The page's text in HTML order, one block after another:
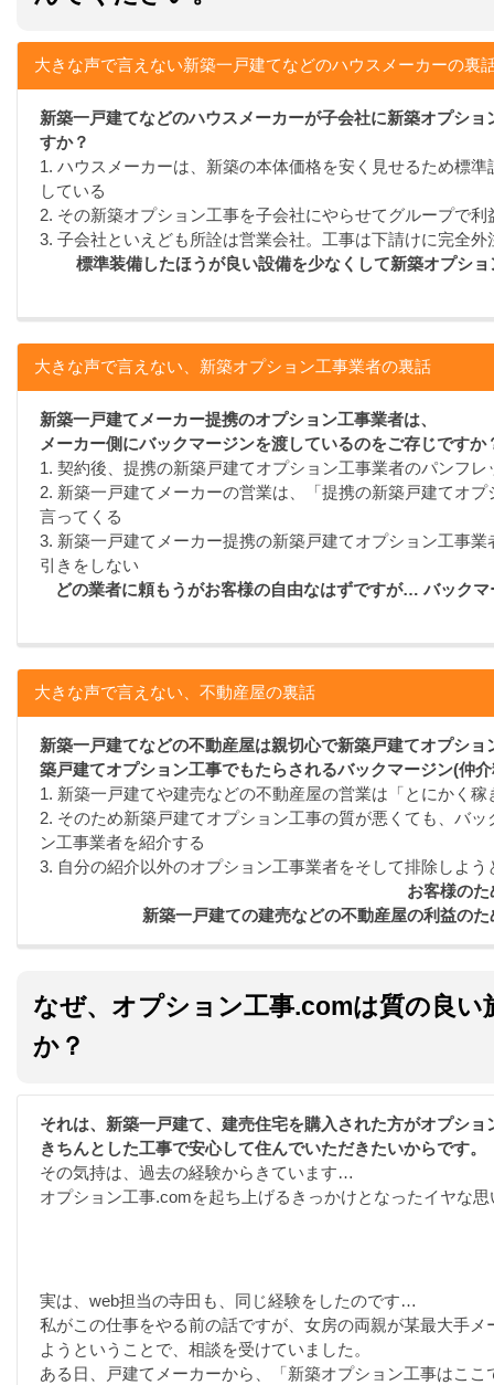
大きな声で言えない新築一戸建てなどのハウスメーカーの裏
新築一戸建てなどのハウスメーカーが子会社に新築オプシ
すか？
1. ハウスメーカーは、新築の本体価格を安く見せるため標
している
2. その新築オプション工事を子会社にやらせてグループで利
3. 子会社といえども所詮は営業会社。工事は下請けに完全外
標準装備したほうが良い設備を少なくして新築オプシ
大きな声で言えない、新築オプション工事業者の裏話
新築一戸建てメーカー提携のオプション工事業者は、
メーカー側にバックマージンを渡しているのをご存じですか
1. 契約後、提携の新築戸建てオプション工事業者のパンフ
2. 新築一戸建てメーカーの営業は、「提携の新築戸建てオ
言ってくる
3. 新築一戸建てメーカー提携の新築戸建てオプション工事
引きをしない
どの業者に頼もうがお客様の自由なはずですが… バック
大きな声で言えない、不動産屋の裏話
新築一戸建てなどの不動産屋は親切心で新築戸建てオプシ
築戸建てオプション工事でもたらされるバックマージン(仲
1. 新築一戸建てや建売などの不動産屋の営業は「とにかく
2. そのため新築戸建てオプション工事の質が悪くても、バ
ン工事業者を紹介する
3. 自分の紹介以外のオプション工事業者をそして排除しよう
お客様の
新築一戸建ての建売などの不動産屋の利益の
なぜ、オプション工事.comは質の良い
か？
それは、新築一戸建て、建売住宅を購入された方がオプシ
きちんとした工事で安心して住んでいただきたいからです。
その気持は、過去の経験からきています…
オプション工事.comを起ち上げるきっかけとなったイヤな
実は、web担当の寺田も、同じ経験をしたのです…
私がこの仕事をやる前の話ですが、女房の両親が某最大手
ようということで、相談を受けていました。
ある日、戸建てメーカーから、「新築オプション工事はこ